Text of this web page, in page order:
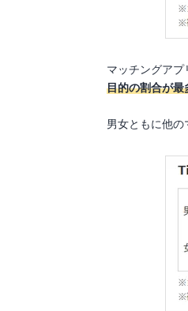
マッチングア
目的の割合が最
男女ともに他の